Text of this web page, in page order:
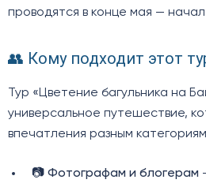
проводятся в конце мая —
👥 Кому подходит этот
Тур «Цветение багульника на
универсальное путешествие,
впечатления разным
📷 Фотографам и блогерам